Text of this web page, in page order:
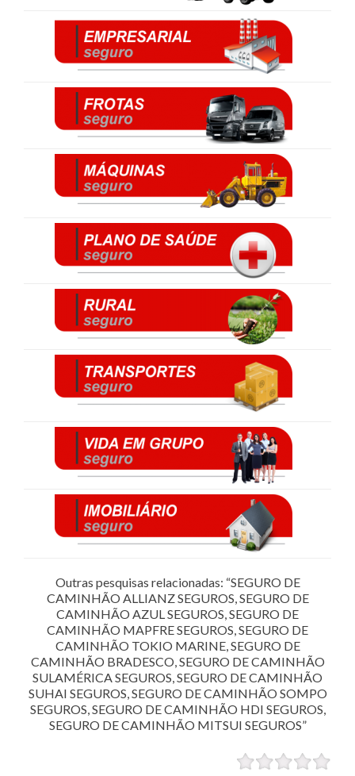
Outras pesquisas relacionadas: “SEGURO DE
CAMINHÃO ALLIANZ SEGUROS, SEGURO DE
CAMINHÃO AZUL SEGUROS, SEGURO DE
CAMINHÃO MAPFRE SEGUROS, SEGURO DE
CAMINHÃO TOKIO MARINE, SEGURO DE
CAMINHÃO BRADESCO, SEGURO DE CAMINHÃO
SULAMÉRICA SEGUROS, SEGURO DE CAMINHÃO
SUHAI SEGUROS, SEGURO DE CAMINHÃO SOMPO
SEGUROS, SEGURO DE CAMINHÃO HDI SEGUROS,
SEGURO DE CAMINHÃO MITSUI SEGUROS”